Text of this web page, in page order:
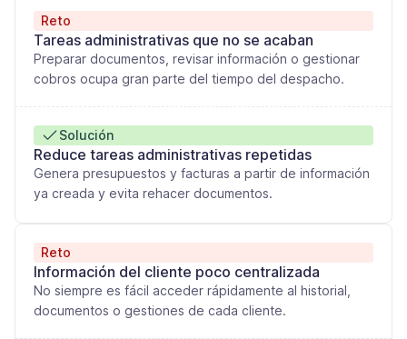
Reto
Tareas administrativas que no se acaban
Preparar documentos, revisar información o gestionar
cobros ocupa gran parte del tiempo del despacho.
Solución
Reduce tareas administrativas repetidas
Genera presupuestos y facturas a partir de información
ya creada y evita rehacer documentos.
Reto
Información del cliente poco centralizada
No siempre es fácil acceder rápidamente al historial,
documentos o gestiones de cada cliente.